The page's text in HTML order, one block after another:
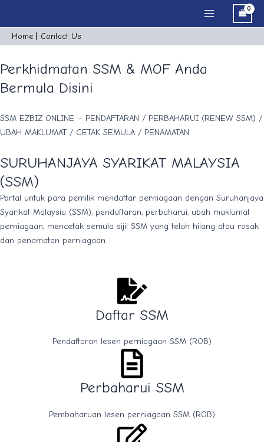
content
Main
Menu
Home Contact Us
Perkhidmatan SSM & MOF Anda
Bermula Disini
SSM EZBIZ ONLINE – PENDAFTARAN / PERBAHARUI (RENEW SSM) /
UBAH MAKLUMAT / CETAK SEMULA / PENAMATAN
SURUHANJAYA SYARIKAT MALAYSIA
(SSM)
Portal untuk para pemilik mendaftar perniagaan dengan Suruhanjaya
Syarikat Malaysia (SSM), pendaftaran, perbaharui, ubah maklumat
perniagaan, mencetak semula sijil SSM yang telah hilang atau rosak
dan penamatan perniagaan.
Daftar SSM
Pendaftaran lesen perniagaan SSM (ROB)
Perbaharui SSM
Pembaharuan lesen perniagaan SSM (ROB)